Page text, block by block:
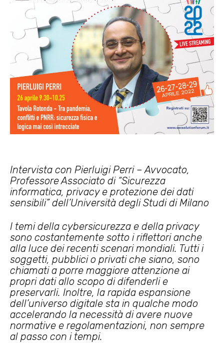
Intervista con Pierluigi Perri – Avvocato,
Professore Associato di “Sicurezza
informatica, privacy e protezione dei dati
sensibili” dell’Università degli Studi di Milano
I temi della cybersicurezza e della privacy
sono costantemente sotto i riflettori anche
alla luce dei recenti scenari mondiali. Tutti i
soggetti, pubblici o privati che siano, sono
chiamati a porre maggiore attenzione ai
propri dati allo scopo di difenderli e
preservarli. Inoltre, la rapida espansione
dell’universo digitale sta in qualche modo
accelerando la necessità di avere nuove
normative e regolamentazioni, non sempre
al passo con i tempi.